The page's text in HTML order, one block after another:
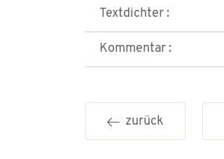
Textdichter :
Kommentar :
zurück